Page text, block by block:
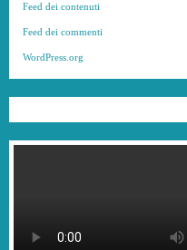
Feed dei contenuti
Feed dei commenti
WordPress.org